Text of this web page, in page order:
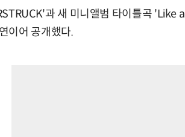
과 새 미니앨범 타이틀곡 'Like a
이어 공개했다.